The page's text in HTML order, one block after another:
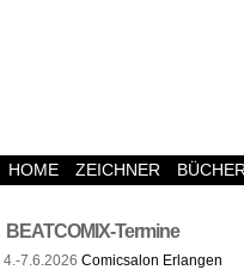
HOME ZEICHNER BÜCHER
BEATCOMIX-Termine
4.-7.6.2026 Comicsalon Erlangen